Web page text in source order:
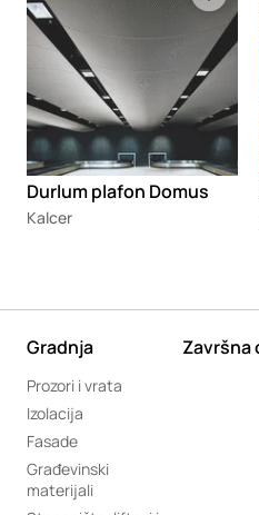
Durlum plafon Domus
Kalcer
Gradnja
Prozori i vrata
Izolacija
Fasade
Građevinski
materijali
Završna